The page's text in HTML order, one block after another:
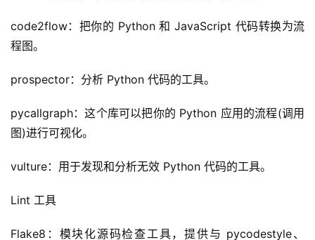
code2flow：把你的 Python 和 JavaScript 代码转换为流
程图。
prospector：分析 Python 代码的工具。
pycallgraph：这个库可以把你的 Python 应用的流程(调用
图)进行可视化。
vulture：用于发现和分析无效 Python 代码的工具。
Lint 工具
Flake8：模块化源码检查工具，提供与 pycodestyle、